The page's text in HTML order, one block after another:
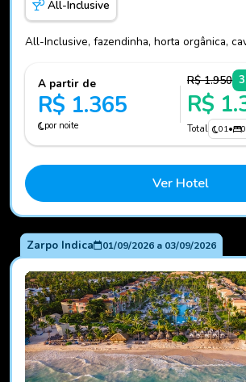
All-Inclusive
All-Inclusive, fazendinha, horta orgânica,
A partir de
R$ 1.365
por noite
R$ 1.950
R$
Total 01•
Ver Hotel
Zarpo Indica 01/09/2026a 03/09/2026